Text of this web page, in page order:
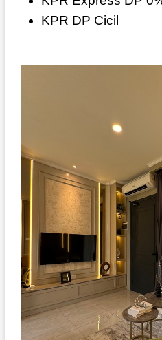
KPR DP Cicil